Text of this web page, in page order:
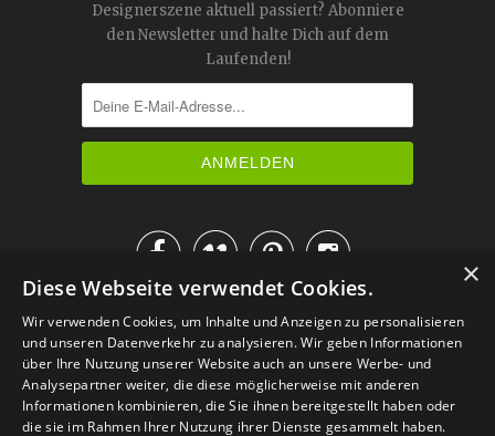
Designerszene aktuell passiert? Abonniere
den Newsletter und halte Dich auf dem
Laufenden!

IM KATALOG BLÄTTERN
×
Diese Webseite verwendet Cookies.
Wir verwenden Cookies, um Inhalte und Anzeigen zu personalisieren
und unseren Datenverkehr zu analysieren. Wir geben Informationen
über Ihre Nutzung unserer Website auch an unsere Werbe- und
Analysepartner weiter, die diese möglicherweise mit anderen
Informationen kombinieren, die Sie ihnen bereitgestellt haben oder
die sie im Rahmen Ihrer Nutzung ihrer Dienste gesammelt haben.